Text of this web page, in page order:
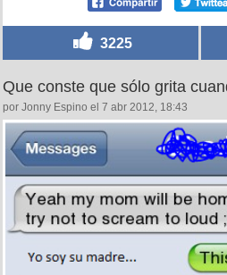
3225
Que conste que sólo grita
por Jonny Espino el 7 abr 2012, 18:43